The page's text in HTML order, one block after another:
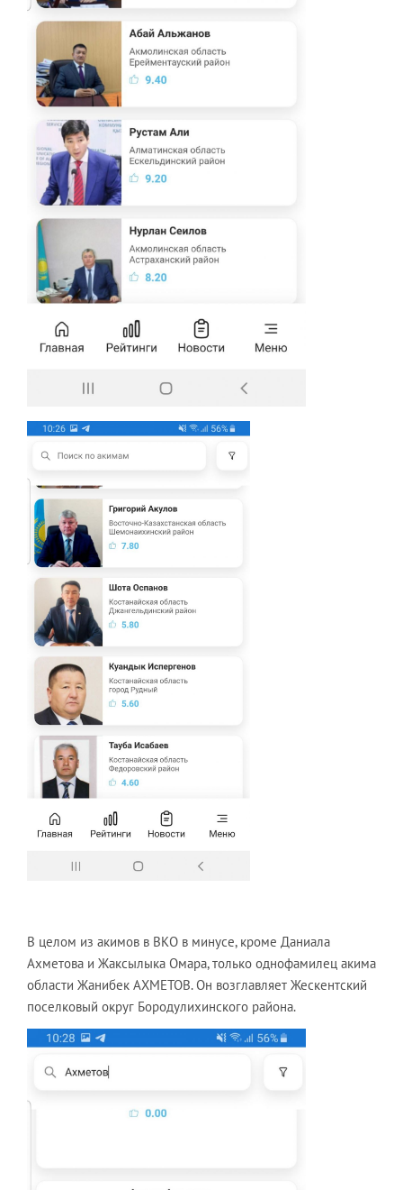
В целом из акимов в ВКО в минусе, кроме Даниала
Ахметова и Жаксылыка Омара, только однофамилец акима
области Жанибек АХМЕТОВ. Он возглавляет Жескентский
поселковый округ Бородулихинского района.